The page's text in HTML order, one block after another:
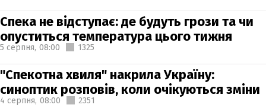
Спека не відступає: де будуть грози та чи
опуститься температура цього тижня
5 серпня, 08:00 1325
"Спекотна хвиля" накрила Україну:
синоптик розповів, коли очікуються зміни
4 серпня, 08:00 2351